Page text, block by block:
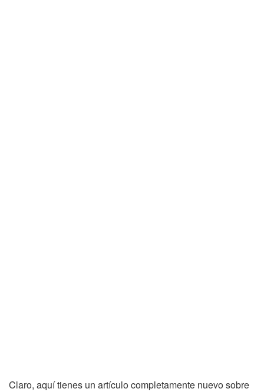
Claro, aquí tienes un artículo completamente nuevo sobre